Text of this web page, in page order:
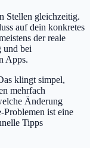
Stellen gleichzeitig.
auf dein konkretes
der reale
und bei
Apps.
klingt simpel,
mehrfach
Änderung
ist eine
Tipps